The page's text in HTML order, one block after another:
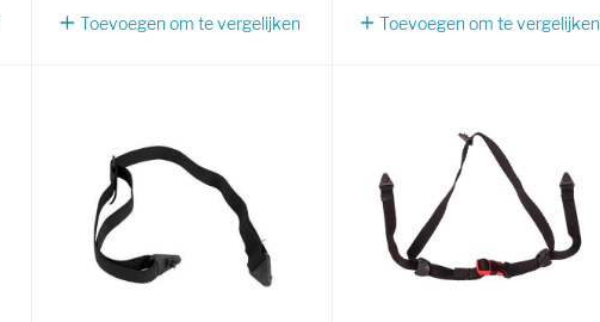
Toevoegen om te vergelijken Toevoegen om te vergelijken